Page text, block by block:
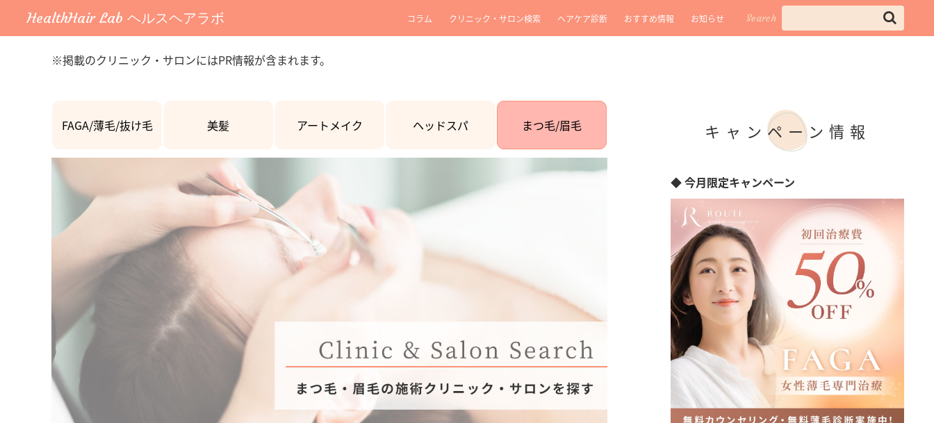
HealthHair Lab ヘルスヘアラボ コラム クリニック・サロン検索 ヘアケア診断 おすすめ情報 お知らせ Search
※掲載のクリニック・サロンにはPR情報が含まれます。
FAGA/薄毛/抜け毛 美髪 アートメイク ヘッドスパ まつ毛/眉毛 キャンペーン情報
◆ 今月限定キャンペーン